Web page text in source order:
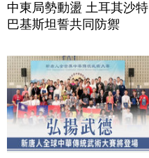
中東局勢動盪 土耳其沙特
巴基斯坦誓共同防禦